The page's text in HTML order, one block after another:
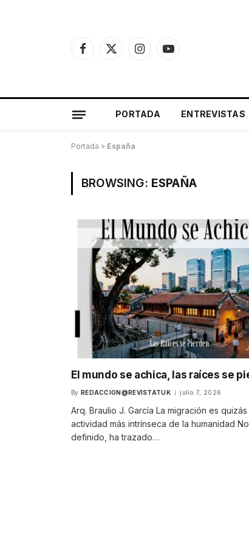
Facebook
X
InstagramYouTube
PORTADA ENTREVISTAS
Portada » España
BROWSING: ESPAÑA
El mundo se achica, las raíces se
By REDACCION@REVISTATUK julio 7, 2026
Arq. Braulio J. García La migración es quizás
actividad más intrínseca de la humanidad
definido, ha trazado…